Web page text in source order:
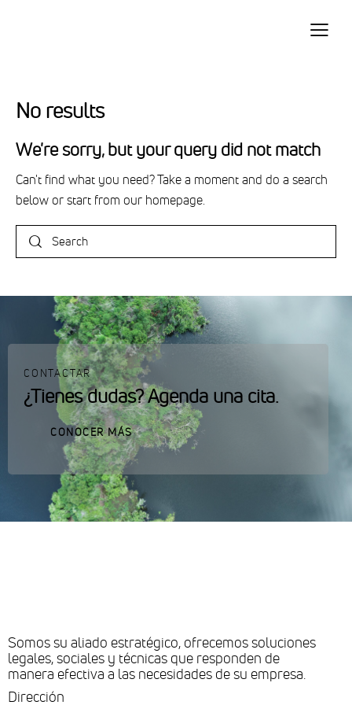
No results
We're sorry, but your query did not match
Can't find what you need? Take a moment and do a search
below or start from our homepage.
CONTACTAR
¿Tienes dudas? Agenda una cita.
CONOCER MÁS
Somos su aliado estratégico, ofrecemos soluciones
legales, sociales y técnicas que responden de
manera efectiva a las necesidades de su empresa.
Dirección